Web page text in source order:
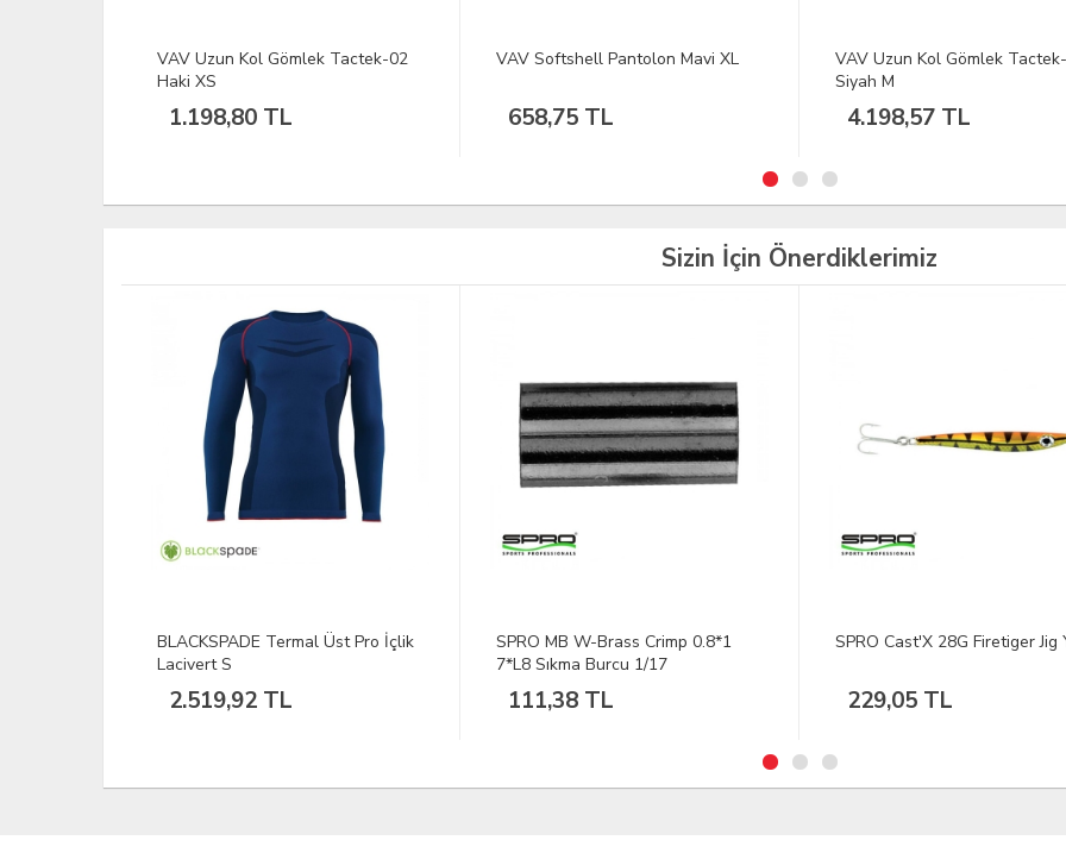
VAV Softshell Pantolon Mavi XL
658,75 TL
VAV Uzun Kol Gömlek Tactek-01
4.198,57 TL
BLACKSPADE Termal Alt İçlik
Seviye Beyaz XL
1.119,93 TL
Sizin İçin Önerdiklerimiz
SPRO MB W-Brass Crimp 0.8*1
7*L8 Sıkma Burcu 1/17
111,38 TL
SPRO Cast'X 28G Firetiger Jig Yem
229,05 TL
Huğlu Atrox Taktik Pompalı Av